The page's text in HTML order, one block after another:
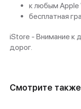
к любым Apple
бесплатная
iStore - Внимание к
дорог.
Смотрите также